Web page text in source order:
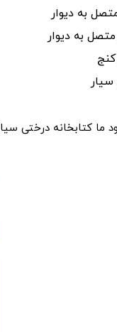
به دیوار
به دیوار
سیار
ما کتابخانه درختی